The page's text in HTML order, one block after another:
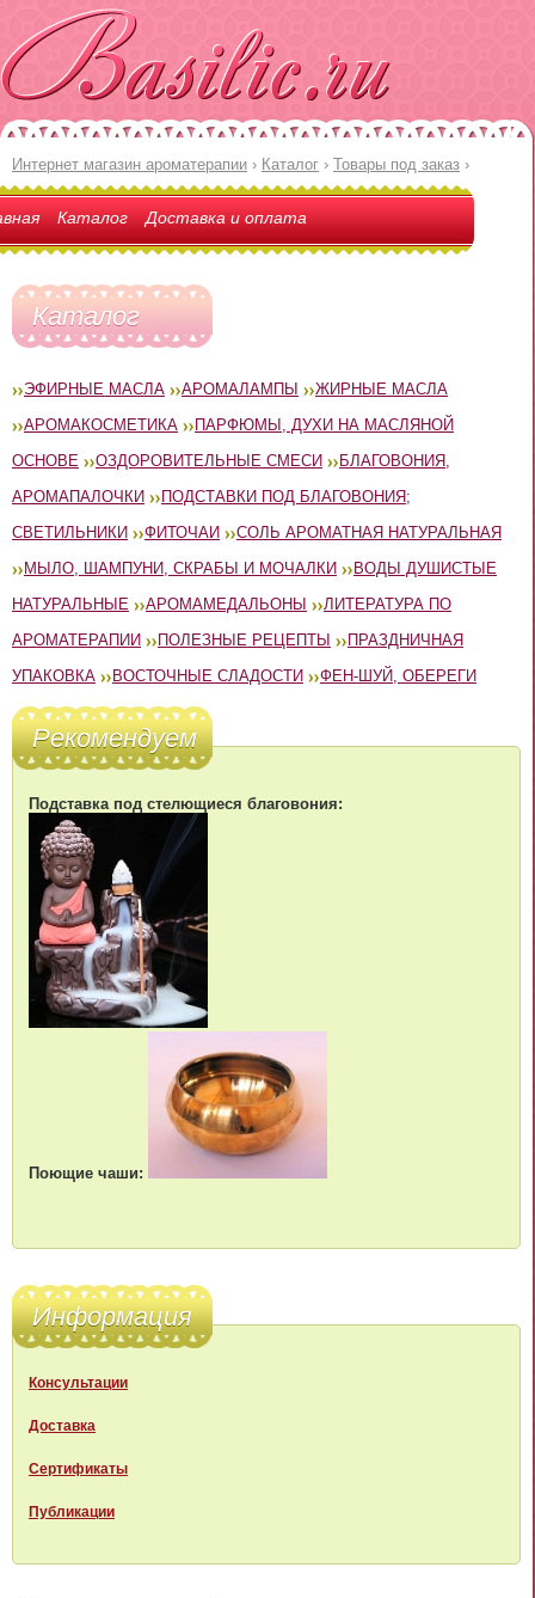
Интернет магазин ароматерапии › Каталог › Товары под заказ ›
Каталог Доставка и оплата
Каталог
ЭФИРНЫЕ МАСЛА АРОМАЛАМПЫ
ЖИРНЫЕ МАСЛА
АРОМАКОСМЕТИКА
ПАРФЮМЫ, ДУХИ НА МАСЛЯНОЙ
ОСНОВЕ
ОЗДОРОВИТЕЛЬНЫЕ СМЕСИ
БЛАГОВОНИЯ,
АРОМАПАЛОЧКИ
ПОДСТАВКИ ПОД БЛАГОВОНИЯ;
СВЕТИЛЬНИКИ
ФИТОЧАИ
СОЛЬ АРОМАТНАЯ НАТУРАЛЬНАЯ
МЫЛО, ШАМПУНИ, СКРАБЫ И МОЧАЛКИ
ВОДЫ ДУШИСТЫЕ
НАТУРАЛЬНЫЕ
АРОМАМЕДАЛЬОНЫ
ЛИТЕРАТУРА ПО
АРОМАТЕРАПИИ
ПОЛЕЗНЫЕ РЕЦЕПТЫ
ПРАЗДНИЧНАЯ
УПАКОВКА
ВОСТОЧНЫЕ СЛАДОСТИ ФЕН-ШУЙ, ОБЕРЕГИ
Рекомендуем
Подставка под стелющиеся благовония:
Поющие чаши:
Информация
Консультации
Доставка
Сертификаты
Публикации